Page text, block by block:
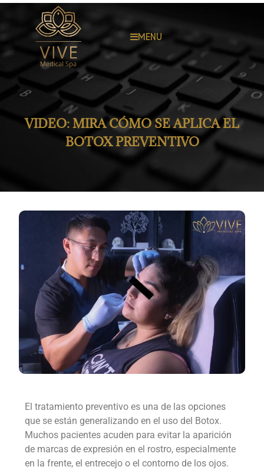
MENU
VIDEO: MIRA CÓMO SE APLICA EL
BOTOX PREVENTIVO
El tratamiento preventivo es una de las opciones
que se están generalizando en el uso del Botox.
Muchos pacientes acuden para evitar la aparición
de marcas de expresión en el rostro, especialmente
en la frente, el entrecejo o el contorno de los ojos.